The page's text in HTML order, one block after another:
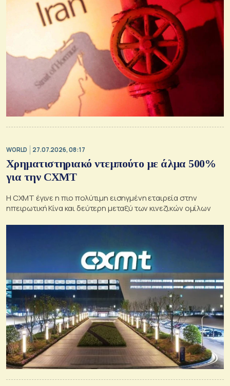
WORLD 27.07.2026, 08:17
Χρηματιστηριακό ντεμπούτο με άλμα 500%
για την CXMT
Η CXMT έγινε η πιο πολύτιμη εισηγμένη εταιρεία στην
ηπειρωτική Κίνα και δεύτερη μεταξύ των κινεζικών ομίλων